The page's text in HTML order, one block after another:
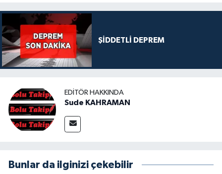
ŞİDDETLİ DEPREM
EDITÖR HAKKINDA
Sude KAHRAMAN
Bunlar da ilginizi çekebilir